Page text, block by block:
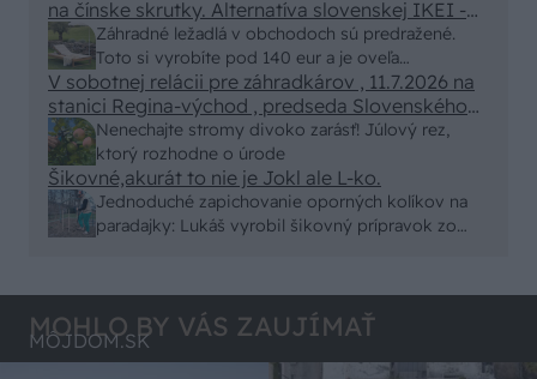
- schnutie a zretie. Nič?
Záhradné ležadlá v obchodoch sú predražené.
Toto si vyrobíte pod 140 eur a je oveľa
pohodlnejšie!
na čínske skrutky. Alternatíva slovenskej IKEI -
čo sa týka pevnosti. Autor si nedal veľa námahy s
remeselným spracovaním, škoda. No lepšie než
ten odpad z DTD predávaný v Kauflande alebo
Lídli.
Nenechajte stromy divoko zarásť! Júlový rez,
ktorý rozhodne o úrode
V sobotnej relácii pre záhradkárov , 11.7.2026 na
stanici Regina-východ , predseda Slovenského
zväzu záhradkárov pán Jakubech tvrdil, že to, že
vlky sú neproduktívne , nie je pravda. Aj vlky je
možné použiť pri formovaní koruny a budú rodiť.
Jednoduché zapichovanie oporných kolíkov na
paradajky: Lukáš vyrobil šikovný prípravok zo
Šikovné,akurát to nie je Jokl ale L-ko.
MOHLO BY VÁS ZAUJÍMAŤ
MÔJDOM.SK